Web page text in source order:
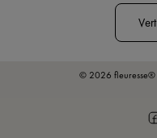
© 2026 fleuresse®